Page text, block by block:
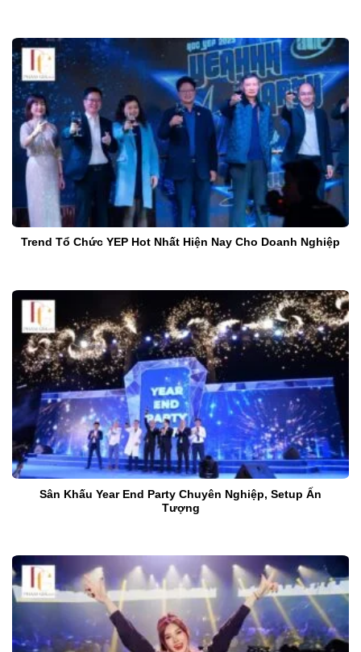
Trend Tổ Chức YEP Hot Nhất Hiện Nay Cho Doanh Nghiệp
Sân Khấu Year End Party Chuyên Nghiệp, Setup Ấn
Tượng